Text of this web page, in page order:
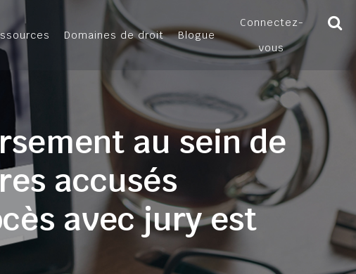
Connectez-
vous
Domaines de droit Blogue
au sein de
accusés
avec jury est